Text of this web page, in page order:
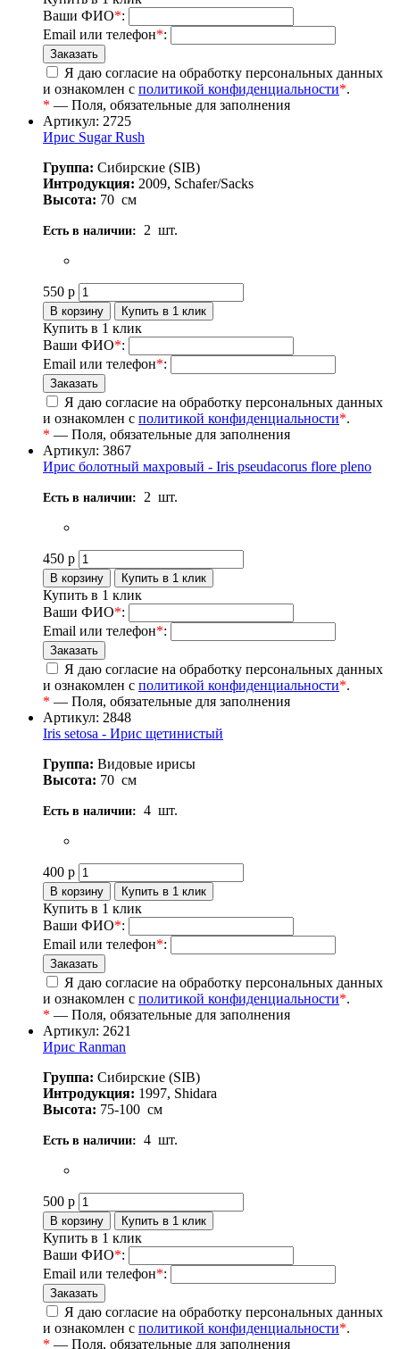
Ваши ФИО*:
Email или телефон*:
Я даю согласие на обработку персональных данных
и ознакомлен с политикой конфиденциальности*.
* — Поля, обязательные для заполнения
Артикул: 2725
Ирис Sugar Rush
Группа: Сибирские (SIB)
Интродукция: 2009, Schafer/Sacks
Высота: 70 см
Есть в наличии: 2 шт.
550 р
Купить в 1 клик
Ваши ФИО*:
Email или телефон*:
Я даю согласие на обработку персональных данных
и ознакомлен с политикой конфиденциальности*.
* — Поля, обязательные для заполнения
Артикул: 3867
Ирис болотный махровый - Iris pseudacorus flore pleno
Есть в наличии: 2 шт.
450 р
Купить в 1 клик
Ваши ФИО*:
Email или телефон*:
Я даю согласие на обработку персональных данных
и ознакомлен с политикой конфиденциальности*.
* — Поля, обязательные для заполнения
Артикул: 2848
Iris setosa - Ирис щетинистый
Группа: Видовые ирисы
Высота: 70 см
Есть в наличии: 4 шт.
400 р
Купить в 1 клик
Ваши ФИО*:
Email или телефон*:
Я даю согласие на обработку персональных данных
и ознакомлен с политикой конфиденциальности*.
* — Поля, обязательные для заполнения
Артикул: 2621
Ирис Ranman
Группа: Сибирские (SIB)
Интродукция: 1997, Shidara
Высота: 75-100 см
Есть в наличии: 4 шт.
500 р
Купить в 1 клик
Ваши ФИО*:
Email или телефон*:
Я даю согласие на обработку персональных данных
и ознакомлен с политикой конфиденциальности*.
* — Поля, обязательные для заполнения